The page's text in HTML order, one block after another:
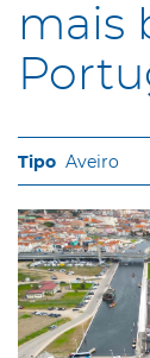
mais
Aveiro